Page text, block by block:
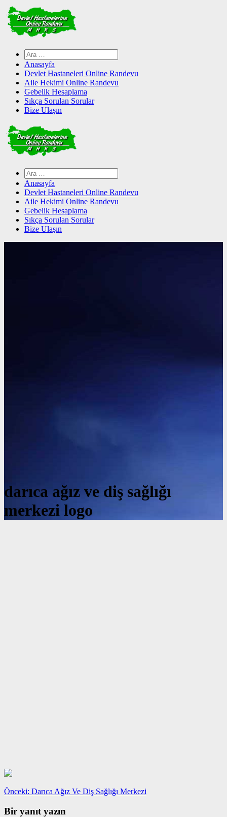
Skip
to
content
Arama:
Anasayfa
Devlet Hastaneleri Online Randevu
Aile Hekimi Online Randevu
Gebelik Hesaplama
Sıkça Sorulan Sorular
Bize Ulaşın
Arama:
Anasayfa
Devlet Hastaneleri Online Randevu
Aile Hekimi Online Randevu
Gebelik Hesaplama
Sıkça Sorulan Sorular
Bize Ulaşın
darıca ağız ve diş sağlığı
merkezi logo
Yazı
gezinmesi
Önceki: Önceki
Darıca Ağız Ve Diş Sağlığı Merkezi
Bir yanıt yazın